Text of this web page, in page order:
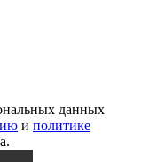
данных
и политике